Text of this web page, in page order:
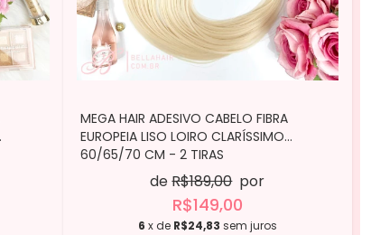
MEGA HAIR ADESIVO CABELO FIBRA
EUROPEIA LISO LOIRO CLARÍSSIMO
60/65/70 CM - 2 TIRAS
deR$189,00 por
R$149,00
6 x de R$24,83 sem juros